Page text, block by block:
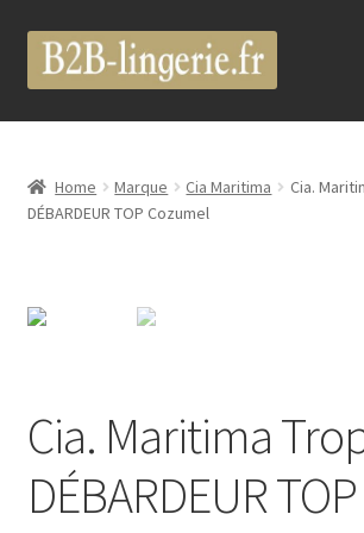
Aller
Aller
au
B2B Lingerie Site Officiel
Wholesale Registration Page
Boutique
Luxury Lingerie
Femme
Home Marque Cia Maritima
Cia.
DÉBARDEUR TOP Cozumel
Cia. Maritima
DÉBARDEUR TOP